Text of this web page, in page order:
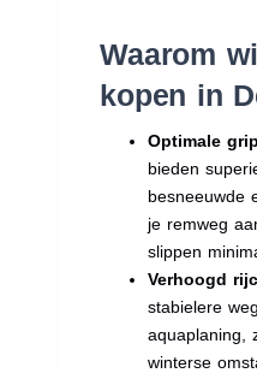
Waarom
kopen in
Optimale
bieden
besneeuwde
je remweg
slippen
Verhoogd
stabielere
aquaplaning,
winterse